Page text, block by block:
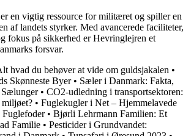
en vigtig ressource for militæret og spiller en
af landets styrker. Med avancerede faciliteter,
fokus på sikkerhed er Hevringlejren et
forsvar.
hvad du behøver at vide om guldsjakalen •
Skønneste Byer• Sæler i Danmark: Fakta,
• CO2-udledning i transportsektoren:
• Fuglekugler i Net – Hjemmelavede
• Bjørli Lehrmann Familien: Et
Familie • Pesticider i Grundvandet: